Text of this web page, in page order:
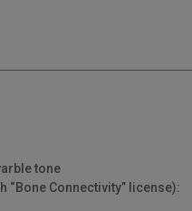
tone
“Bone Connectivity” license):